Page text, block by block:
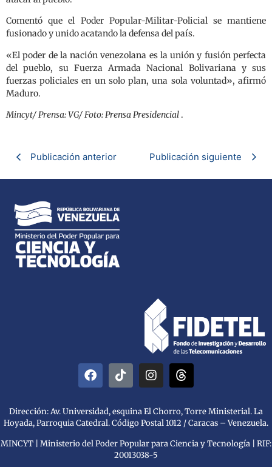
Comentó que el Poder Popular-Militar-Policial se mantiene
fusionado y unido acatando la defensa del país.
«El poder de la nación venezolana es la unión y fusión perfecta
del pueblo, su Fuerza Armada Nacional Bolivariana y sus
fuerzas policiales en un solo plan, una sola voluntad», afirmó
Maduro.
Mincyt/ Prensa: VG/ Foto: Prensa Presidencial .
Publicación anterior Publicación siguiente
Dirección: Av. Universidad, esquina El Chorro, Torre Ministerial. La
Hoyada, Parroquia Catedral. Código Postal 1012 / Caracas – Venezuela.
MINCYT | Ministerio del Poder Popular para Ciencia y Tecnología | RIF:
20013038-5